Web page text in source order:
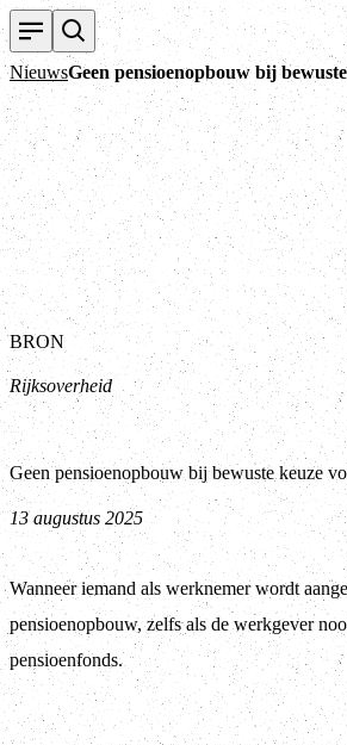
NieuwsGeen pensioenopbouw bij
BRON
Rijksoverheid
Geen pensioenopbouw bij bewuste keuze
13 augustus 2025
Wanneer iemand als werknemer wordt
pensioenopbouw, zelfs als de werkgever
pensioenfonds.